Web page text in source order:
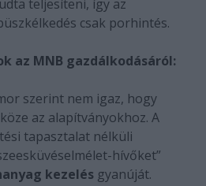
teljesíteni, így az
csak porhintés.
az MNB gazdálkodásáról:
szerint nem igaz, hogy
az alapítványokhoz. A
tapasztalat nélküli
hívőket”
kezelésgyanúját.